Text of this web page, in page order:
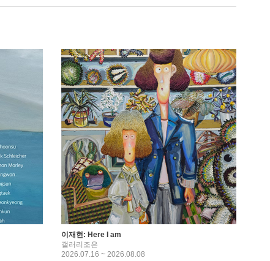
이재현: Here I am
갤러리조은
2026.07.16 ~ 2026.08.08